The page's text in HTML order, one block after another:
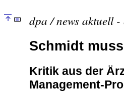
dpa / news aktuell
Schmidt
Kritik aus der
Management-